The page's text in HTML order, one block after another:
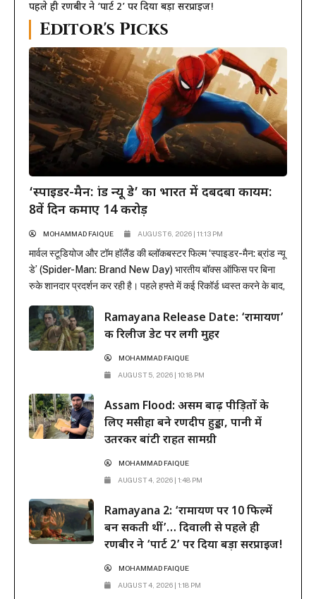
पहले ही रणबीर ने ‘पार्ट 2’ पर दिया बड़ा सरप्राइज!
Editor's Picks
‘स्पाइडर-मैन: ब्रांड न्यू डे’ का भारत में दबदबा कायम:
8वें दिन कमाए 14 करोड़
MOHAMMAD FAIQUE AUGUST 6, 2026 | 11:13 PM
मार्वल स्टूडियोज और टॉम हॉलैंड की ब्लॉकबस्टर फिल्म ‘स्पाइडर-मैन: ब्रांड न्यू
डे’ (Spider-Man: Brand New Day) भारतीय बॉक्स ऑफिस पर बिना
रुके शानदार प्रदर्शन कर रही है। पहले हफ्ते में कई रिकॉर्ड ध्वस्त करने के बाद,
बनाए रखी है। रिलीज के...Ramayana Release Date: ‘रामायण’
की रिलीज डेट पर लगी मुहर
MOHAMMAD FAIQUE
AUGUST 5, 2026 | 10:18 PM
Assam Flood: असम बाढ़ पीड़ितों के
लिए मसीहा बने रणदीप हुड्डा, पानी में
उतरकर बांटी राहत सामग्री
MOHAMMAD FAIQUE
AUGUST 4, 2026 | 1:48 PM
Ramayana 2: ‘रामायण पर 10 फिल्में
बन सकती थीं’… दिवाली से पहले ही
रणबीर ने ‘पार्ट 2’ पर दिया बड़ा सरप्राइज!
MOHAMMAD FAIQUE
AUGUST 4, 2026 | 1:18 PM